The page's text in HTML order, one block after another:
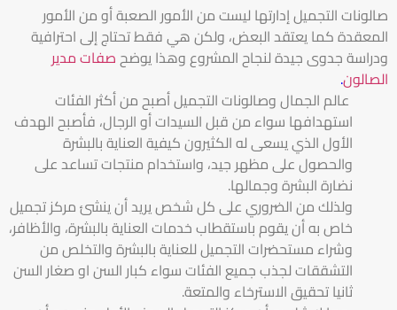
صالونات التجميل إدارتها ليست من الأمور الصعبة أو من الأمور
المعقدة كما يعتقد البعض، ولكن هي فقط تحتاج إلى احترافية
ودراسة جدوى جيدة لنجاح المشروع وهذا يوضحصفات مدير
الصالون.
عالم الجمال وصالونات التجميل أصبح من أكثر الفئات
استهدافها سواء من قبل السيدات أو الرجال، فأصبح الهدف
الأول الذي يسعى له الكثيرون كيفية العناية بالبشرة
والحصول على مظهر جيد، واستخدام منتجات تساعد على
نضارة البشرة وجمالها.
ولذلك من الضروري على كل شخص يريد أن ينشئ مركز تجميل
خاص به أن يقوم باستقطاب خدمات العناية بالبشرة، والأظافر،
وشراء مستحضرات التجميل للعناية بالبشرة والتخلص من
التشققات لجذب جميع الفئات سواء كبار السن او صغار السن
ثانيا تحقيق الاسترخاء والمتعة.